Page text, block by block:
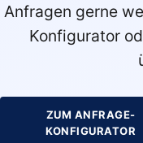
Anfragen gerne
Konfigurator
ZUM ANFRAGE-
KONFIGURATOR